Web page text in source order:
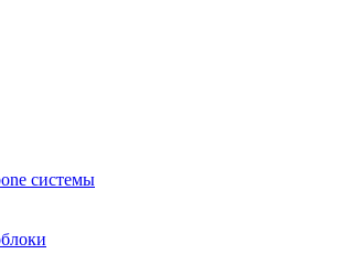
системы